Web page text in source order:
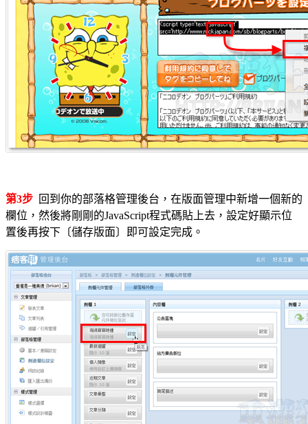
第3步 回到你的部落格管理後台，在版面管理中新增一個新的
欄位，然後將剛剛的JavaScript程式碼貼上去，設定好顯示位
置後再按下〔儲存版面〕即可設定完成。